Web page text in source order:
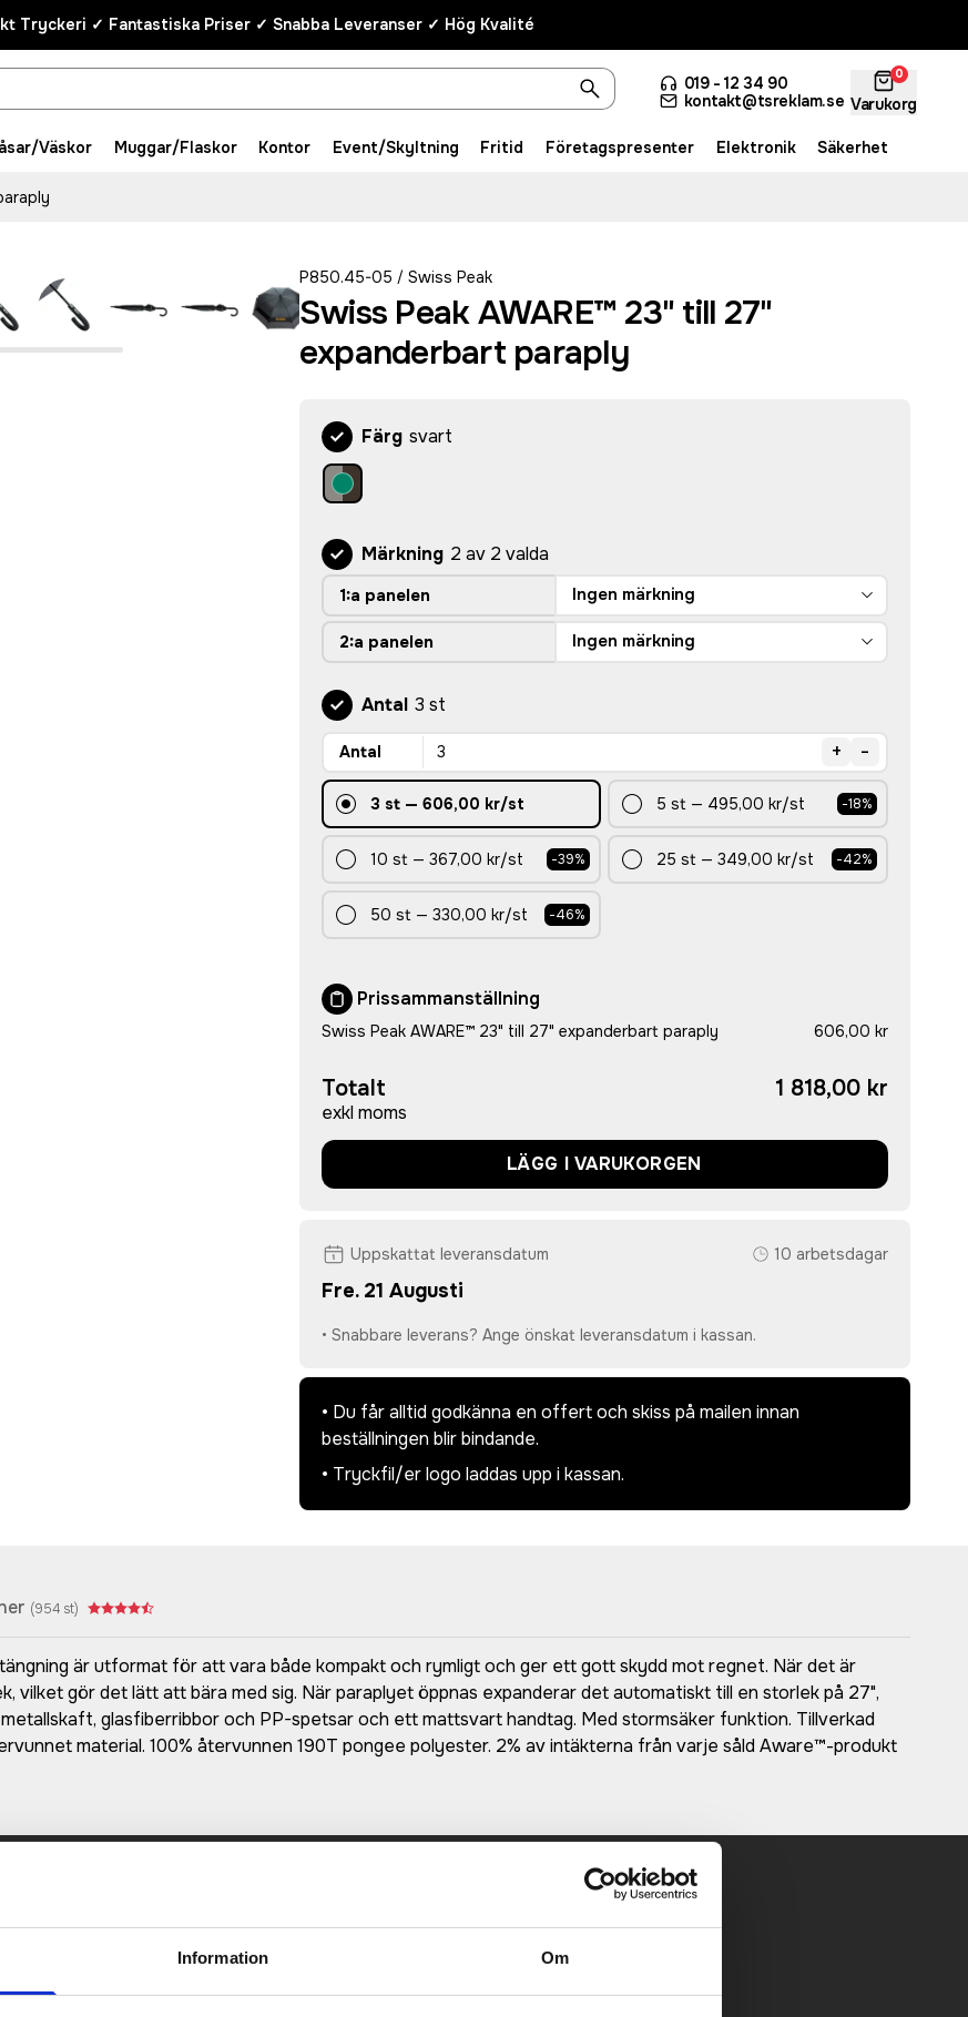
Information Om
Tryckeri ✓ Fantastiska Priser ✓ Snabba Leveranser ✓ Hög Kvalité
019 - 12 34 90
kontakt@tsreklam.se
0
Varukorg
Väskor Muggar/Flaskor Kontor Event/Skyltning Fritid Företagspresenter Elektronik Säkerhet
P850.45-05 / Swiss Peak
Swiss Peak AWARE™ 23" till 27"
expanderbart paraply
Färg svart
Märkning 2 av 2 valda
1:a panelen Ingen märkning
2:a panelen Ingen märkning
Antal 3 st
Antal + -
3 st— 606,00 kr/st 5 st — 495,00 kr/st -18%
10 st — 367,00 kr/st -39% 25 st —349,00 kr/st -42%
50 st — 330,00 kr/st -46%
Prissammanställning
Swiss Peak AWARE™ 23" till 27" expanderbart paraply 606,00 kr
Totalt
exkl moms
1 818,00 kr
LÄGG I VARUKORGEN
Uppskattat leveransdatum 10 arbetsdagar
Fre. 21 Augusti
• Snabbare leverans? Ange önskat leveransdatum i kassan.
• Du får alltid godkänna en offert och skiss på mailen innan
beställningen blir bindande.
• Tryckfil/er logo laddas upp i kassan.
(954 st)
är utformat för att vara både kompakt och rymligt och ger ett gott skydd mot regnet. När det är
vilket gör det lätt att bära med sig. När paraplyet öppnas expanderar det automatiskt till en storlek på 27",
glasfiberribbor och PP-spetsar och ett mattsvart handtag. Med stormsäker funktion. Tillverkad
material. 100% återvunnen 190T pongee polyester. 2% av intäkterna från varje såld Aware™-produkt
här för att få förslag på produkt och pris över mailen.
Det går också utmärkt att bara ställa frågor!